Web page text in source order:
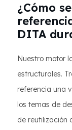
¿Cómo
DITA
Nuestro motor
estructurales.
referencia una
los temas de
de reutilización